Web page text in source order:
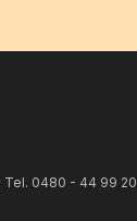
Tel. 0480 - 44 99 20